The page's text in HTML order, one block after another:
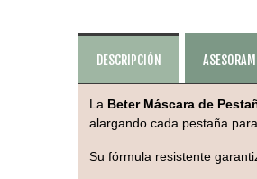
DESCRIPCIÓN
La Beter Máscara de
alargando cada pestaña
Su fórmula resistente